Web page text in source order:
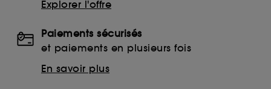
Explorer l'offre
Paiements sécurisés
et paiements en plusieurs fois
En savoir plus